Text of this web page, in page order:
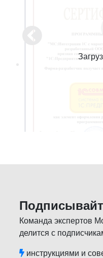
Команда экспертов
делится с
инструкциями и